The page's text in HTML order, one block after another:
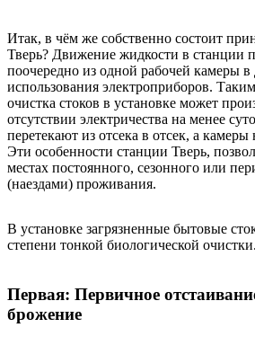
Итак, в чём же собственно состоит
Тверь? Движение жидкости в станции
поочередно из одной рабочей камеры в
использования электроприборов.
очистка стоков в установке может
отсутствии электричества на менее
перетекают из отсека в отсек, а
Эти особенности станции Тверь,
местах постоянного, сезонного или
(наездами) проживания.
В установке загрязненные бытовые
степени тонкой биологической очистки.
Первая: Первичное
брожение